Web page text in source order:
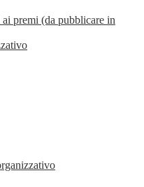
premi (da pubblicare in